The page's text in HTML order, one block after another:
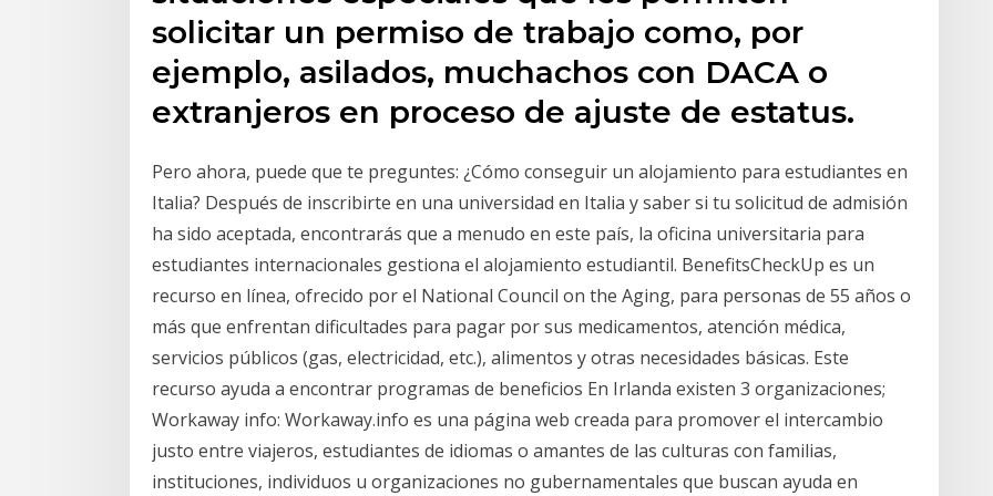
solicitar un permiso de trabajo como, por
ejemplo, asilados, muchachos con DACA o
extranjeros en proceso de ajuste de estatus.
Pero ahora, puede que te preguntes: ¿Cómo conseguir un alojamiento para estudiantes en
Italia? Después de inscribirte en una universidad en Italia y saber si tu solicitud de admisión
ha sido aceptada, encontrarás que a menudo en este país, la oficina universitaria para
estudiantes internacionales gestiona el alojamiento estudiantil. BenefitsCheckUp es un
recurso en línea, ofrecido por el National Council on the Aging, para personas de 55 años o
más que enfrentan dificultades para pagar por sus medicamentos, atención médica,
servicios públicos (gas, electricidad, etc.), alimentos y otras necesidades básicas. Este
recurso ayuda a encontrar programas de beneficios En Irlanda existen 3 organizaciones;
Workaway info: Workaway.info es una página web creada para promover el intercambio
justo entre viajeros, estudiantes de idiomas o amantes de las culturas con familias,
instituciones, individuos u organizaciones no gubernamentales que buscan ayuda en